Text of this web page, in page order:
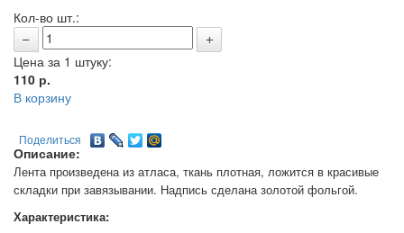
Кол-во шт.:
Цена за 1 штуку:
110 р.
В корзину
Поделиться
Описание:
Лента произведена из атласа, ткань плотная, ложится в красивые
складки при завязывании. Надпись сделана золотой фольгой.
Характеристика: